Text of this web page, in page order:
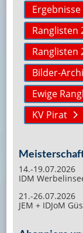
Ergebnisse
Ranglisten
Ranglisten
Bilder-
Ewige
KV Pirat
14.-19.07.2026
IDM
21.-26.07.2026
JEM + IDJoM